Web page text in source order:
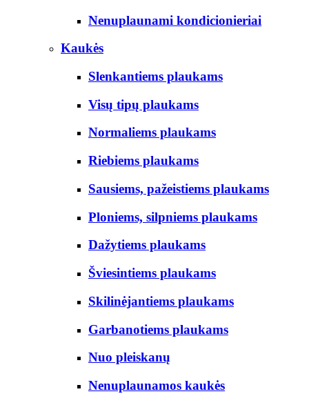
Nenuplaunami kondicionieriai
Kaukės
Slenkantiems plaukams
Visų tipų plaukams
Normaliems plaukams
Riebiems plaukams
Sausiems, pažeistiems plaukams
Ploniems, silpniems plaukams
Dažytiems plaukams
Šviesintiems plaukams
Skilinėjantiems plaukams
Garbanotiems plaukams
Nuo pleiskanų
Nenuplaunamos kaukės